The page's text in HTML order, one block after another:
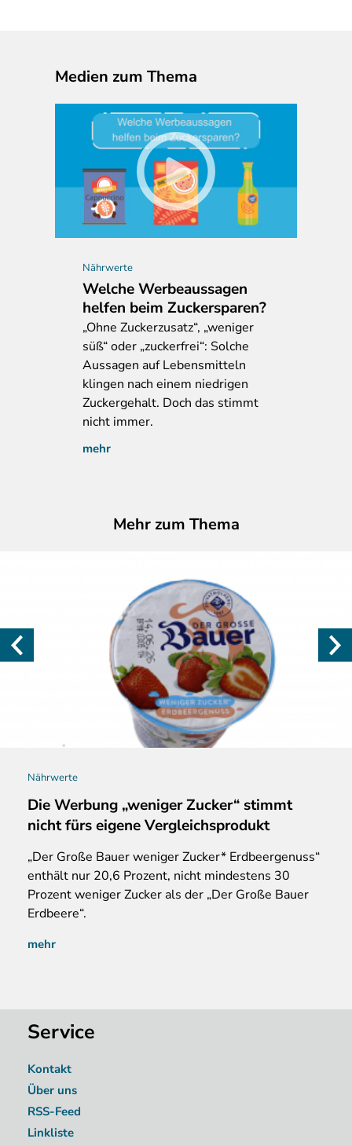
Medien zum Thema
Nährwerte
Welche Werbeaussagen
helfen beim Zuckersparen?
„Ohne Zuckerzusatz“, „weniger
süß“ oder „zuckerfrei“: Solche
Aussagen auf Lebensmitteln
klingen nach einem niedrigen
Zuckergehalt. Doch das stimmt
nicht immer.
mehr
Mehr zum Thema
Nährwerte
Die Werbung „weniger Zucker“ stimmt
nicht fürs eigene Vergleichsprodukt
„Der Große Bauer weniger Zucker* Erdbeergenuss“
enthält nur 20,6 Prozent, nicht mindestens 30
Prozent weniger Zucker als der „Der Große Bauer
Erdbeere“.
mehr
Service
Kontakt
Über uns
RSS-Feed
Linkliste